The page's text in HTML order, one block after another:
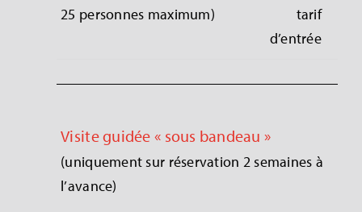
25 personnes maximum)
tarif
d’entrée
Visite guidée « sous bandeau »
(uniquement sur réservation 2 semaines à
l’avance)